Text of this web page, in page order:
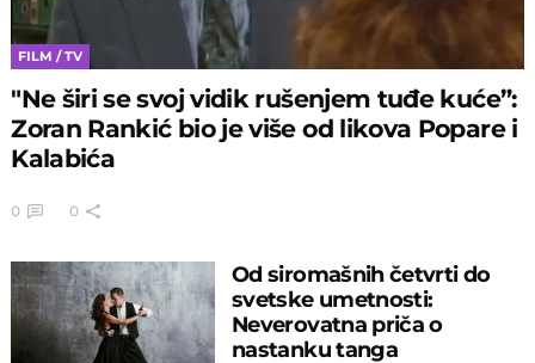
FILM / TV
"Ne širi se svoj vidik rušenjem tuđe kuće”:
Zoran Rankić bio je više od likova Popare i
Kalabića
0 0
Od siromašnih četvrti do
svetske umetnosti:
Neverovatna priča o
nastanku tanga